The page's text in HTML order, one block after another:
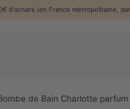
d'achats (en France métropolitaine,
de Bain Charlotte